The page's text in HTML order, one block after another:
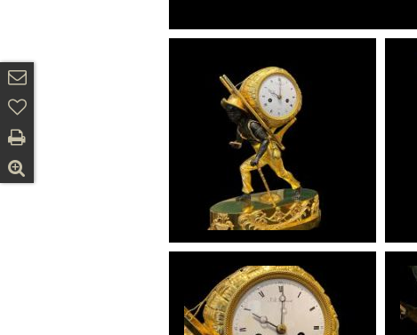
Info
Ad
Stampa